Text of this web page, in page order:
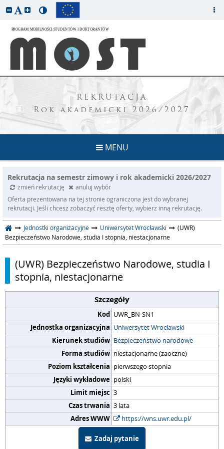
REKRUTACJA
Rok akademicki 2026/2027
MENU
Rekrutacja na semestr zimowy i rok akademicki 2026/2027
zmień rekrutację
anuluj wybór
Oferta prezentowana na tej stronie ograniczona jest do wybranej
rekrutacji. Jeśli chcesz zobaczyć resztę oferty, wybierz inną rekrutację.
Jednostki organizacyjne Uniwersytet Wrocławski
(UWR)
Bezpieczeństwo Narodowe, studia I stopnia, niestacjonarne
(UWR) Bezpieczeństwo Narodowe, studia I
stopnia, niestacjonarne
Szczegóły
Kod UWR_BN-SN1
Jednostka organizacyjna Uniwersytet Wrocławski
Kierunek studiów Bezpieczeństwo narodowe
Forma studiów niestacjonarne (zaoczne)
Poziom kształcenia pierwszego stopnia
Języki wykładowe polski
Limit miejsc 3
Czas trwania 3 lata
Adres WWW
https://wns.uwr.edu.pl/
Zadaj pytanie